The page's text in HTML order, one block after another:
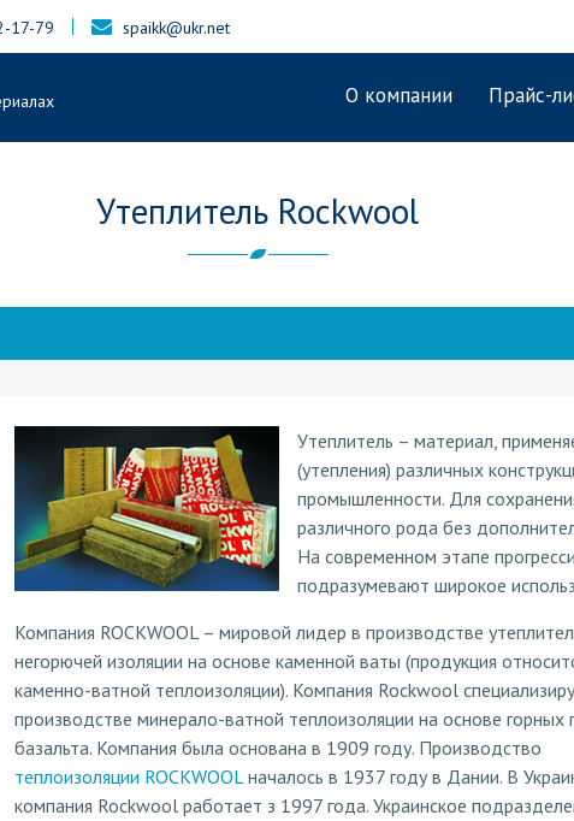
17-79 spaikk@ukr.net
О компании Прайс-
Утеплитель Rockwool
Утеплитель – материал,
(утепления) различных
промышленности. Для
различного рода без
На современном этапе
подразумевают широкое
Компания ROCKWOOL – мировой лидер в производстве
негорючей изоляции на основе каменной ваты (продукция
каменно-ватной теплоизоляции). Компания Rockwool
производстве минерало-ватной теплоизоляции на основе горных
базальта. Компания была основана в 1909 году. Производство
теплоизоляции ROCKWOOLначалось в 1937 году в Дании. В
компания Rockwool работает з 1997 года. Украинское